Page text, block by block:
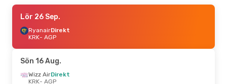
Tors 13 Aug.
Wizz AirDirekt
KRK- AGP
AGP- KRK
Mån 7 Sep.- Ons 16 Sep.
Lör 26 Sep.
RyanairDirekt
KRK- AGP
Sön 16 Aug.
Wizz AirDirekt
KRK- AGP